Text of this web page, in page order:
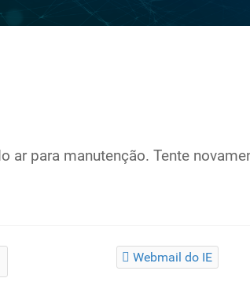
ar para manutenção. Tente
Webmail do IE